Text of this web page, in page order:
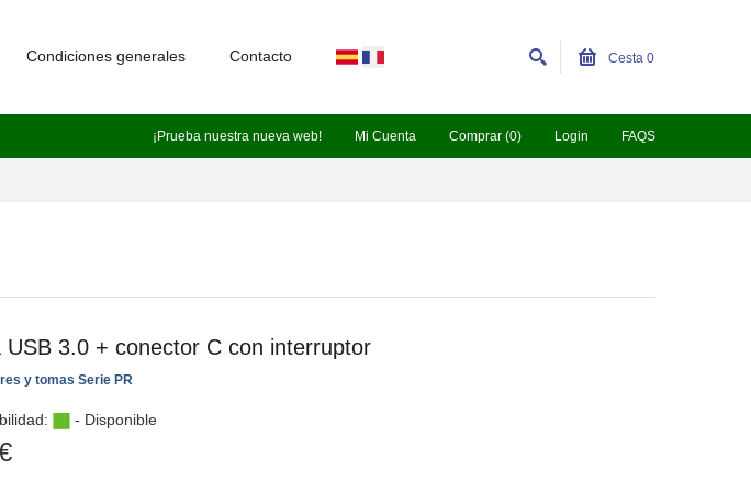
¡Prueba nuestra nueva web! Mi Cuenta Comprar (0) Login FAQS
Condiciones generales Contacto Cesta 0
USB 3.0 + conector C con interruptor
y tomas Serie PR
- Disponible